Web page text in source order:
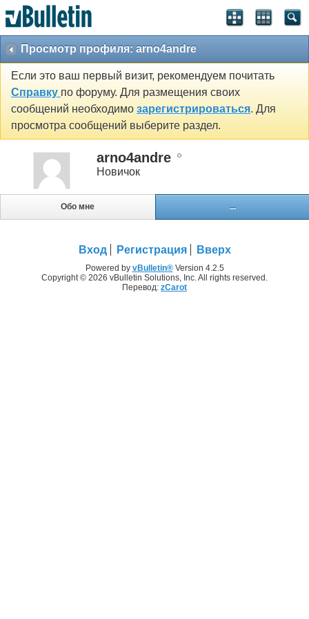
Просмотр профиля: arno4andre
Если это ваш первый визит, рекомендуем почитать
Справку по форуму. Для размещения своих
сообщений необходимо зарегистрироваться. Для
просмотра сообщений выберите раздел.
arno4andre
Новичок
Обо мне ...
Вход Регистрация Вверх
Powered by vBulletin®Version 4.2.5
Copyright © 2026 vBulletin Solutions, Inc. All rights reserved.
Перевод: zCarot